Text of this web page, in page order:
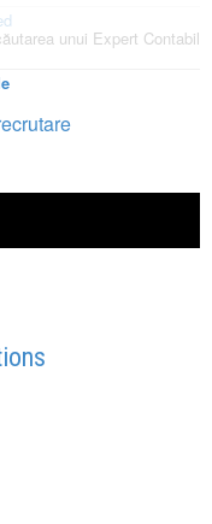
unui Expert Contabil